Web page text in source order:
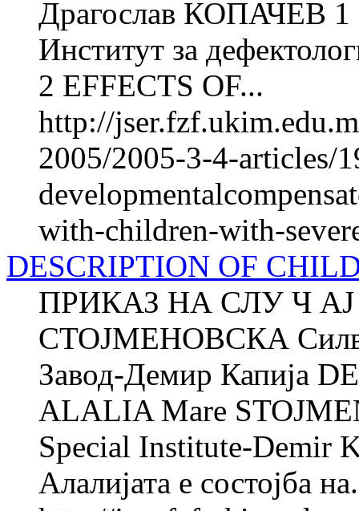
Драгослав КОПАЧЕВ 1
Институт за
2 EFFECTS OF...
http://
2005/2005-3-4-articles/
with-children-with-
DESCRIPTION OF
ПРИКАЗ НА СЛУ Ч
СТОЈМЕНОВСКА
Завод-Демир Капија
ALALIA Mare
Special Institute-Demir
Алалијата е состојба